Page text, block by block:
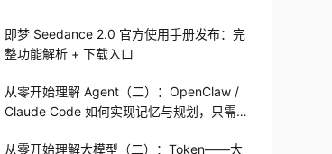
即梦 Seedance 2.0 官方使用手册发布：完
整功能解析 + 下载入口
从零开始理解 Agent（二）：OpenClaw /
Claude Code 如何实现记忆与规划，只需1
从零开始理解大模型（二）：Token——大